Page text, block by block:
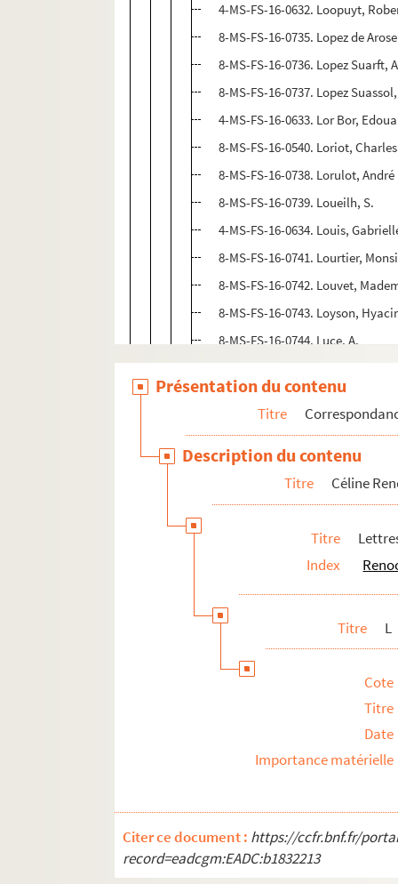
4-MS-FS-16-0632. Loopuyt,
8-MS-FS-16-0735. Lopez de
8-MS-FS-16-0736. Lopez Suarft,
8-MS-FS-16-0737. Lopez
4-MS-FS-16-0633. Lor Bor,
8-MS-FS-16-0540. Loriot,
8-MS-FS-16-0738. Lorulot, André
8-MS-FS-16-0739. Loueilh, S.
4-MS-FS-16-0634. Louis,
8-MS-FS-16-0741. Lourtier,
8-MS-FS-16-0742. Louvet,
8-MS-FS-16-0743. Loyson,
8-MS-FS-16-0744. Luce, A.
8-MS-FS-16-0746. Lutaud,
8-MS-FS-16-0747. Ly-Chao-Pee
M
O
S
Correspondants non identifiés
8-MS-FS-16-1258. Liste comptable de
Angel Muro
Présentation du contenu
Titre
Description du contenu
Titre Céline
Titre
Index
Titre L
Cote
Titre
Date
Importance matérielle
Citer ce document : https://ccfr.bnf.fr/
record=eadcgm:EADC:b1832213